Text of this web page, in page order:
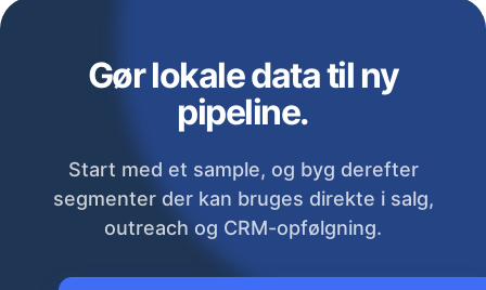
Gør lokale data til ny
pipeline.
Start med et sample, og byg derefter
segmenter der kan bruges direkte i salg,
outreach og CRM-opfølgning.